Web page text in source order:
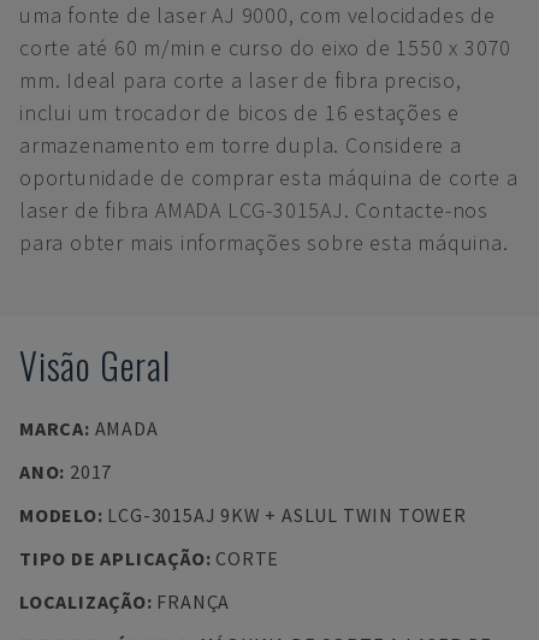
uma fonte de laser AJ 9000, com velocidades de
corte até 60 m/min e curso do eixo de 1550 x 3070
mm. Ideal para corte a laser de fibra preciso,
inclui um trocador de bicos de 16 estações e
armazenamento em torre dupla. Considere a
oportunidade de comprar esta máquina de corte a
laser de fibra AMADA LCG-3015AJ. Contacte-nos
para obter mais informações sobre esta máquina.
Visão Geral
MARCA: AMADA
ANO: 2017
MODELO: LCG-3015AJ 9KW + ASLUL TWIN TOWER
TIPO DE APLICAÇÃO: CORTE
LOCALIZAÇÃO: FRANÇA